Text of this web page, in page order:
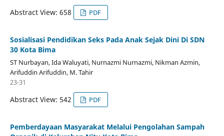
Abstract View: 658 PDF
Sosialisasi Pendidikan Seks Pada Anak Sejak Dini Di SDN
30 Kota Bima
ST Nurbayan, Ida Waluyati, Nurnazmi Nurnazmi, Nikman Azmin,
Arifuddin Arifuddin, M. Tahir
23-31
Abstract View: 542 PDF
Pemberdayaan Masyarakat Melalui Pengolahan Sampah